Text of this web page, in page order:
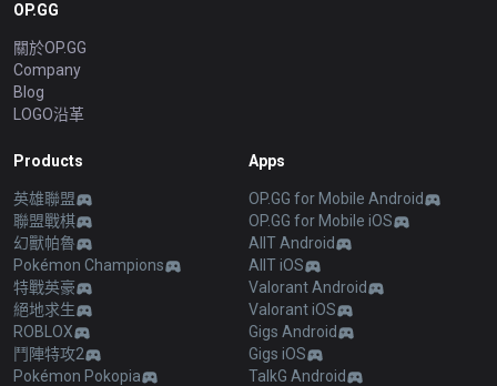
OP.GG
關於OP.GG
Company
Blog
LOGO沿革
Products
英雄聯盟
聯盟戰棋
幻獸帕魯
Pokémon Champions
特戰英豪
絕地求生
ROBLOX
鬥陣特攻2
Pokémon Pokopia
Apps
OP.GG for Mobile Android
OP.GG for Mobile iOS
AllT Android
AllT iOS
Valorant Android
Valorant iOS
Gigs Android
Gigs iOS
TalkG Android